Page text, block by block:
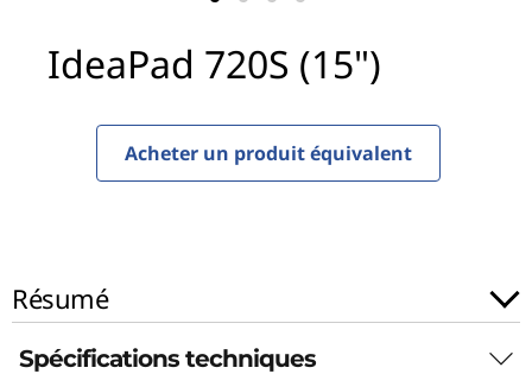
IdeaPad 720S (15")
Acheter un produit équivalent
Résumé
Spécifications techniques